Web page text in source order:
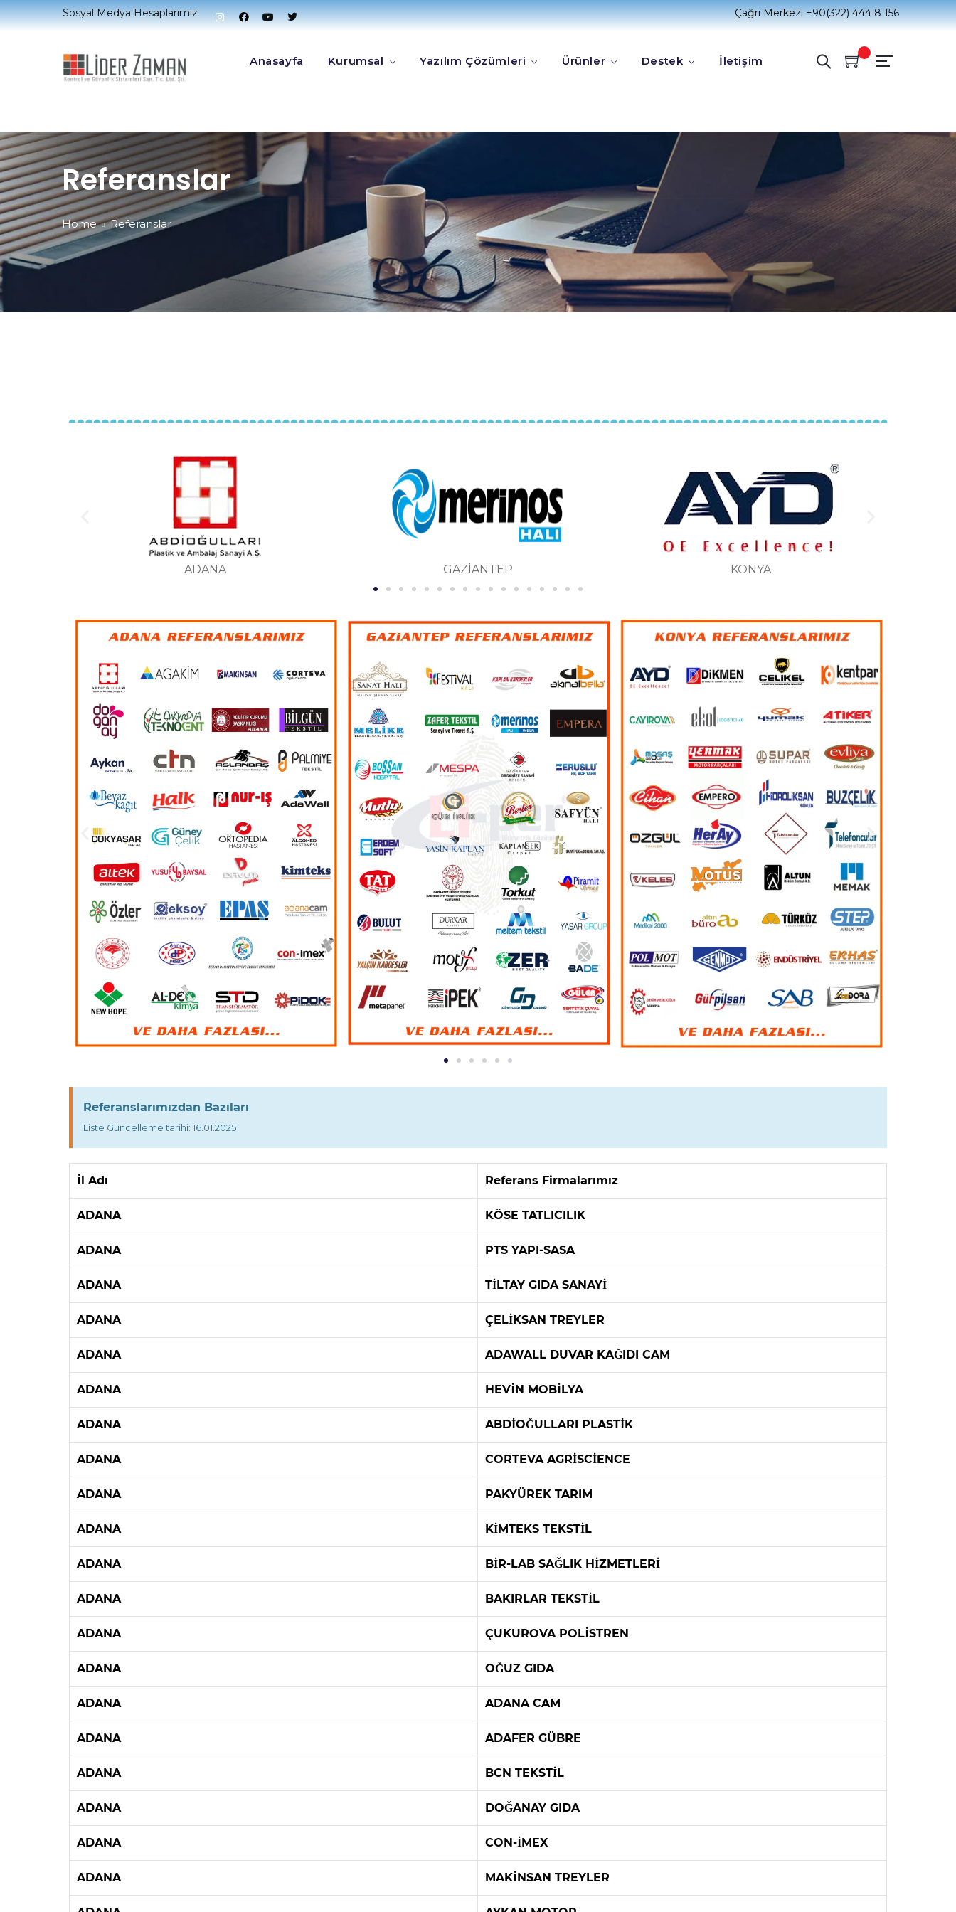
Sosyal Medya Hesaplarımız Çağrı Merkezi+90(322) 444 8 156
Anasayfa Kurumsal Yazılım Çözümleri Ürünler Destek İletişim
Referanslar
Home Referanslar
GAZİANTEP KONYA KAYSERİ
Referanslarımızdan Bazıları
Liste Güncelleme tarihi: 16.01.2025
İl Adı Referans Firmalarımız
ADANA KÖSE TATLICILIK
ADANA PTS YAPI-SASA
ADANA TİLTAY GIDA SANAYİ
ADANA ÇELİKSAN TREYLER
ADANA ADAWALL DUVAR KAĞIDI CAM
ADANA HEVİN MOBİLYA
ADANA ABDİOĞULLARI PLASTİK
ADANA CORTEVA AGRİSCİENCE
ADANA PAKYÜREK TARIM
ADANA KİMTEKS TEKSTİL
ADANA BİR-LAB SAĞLIK HİZMETLERİ
ADANA BAKIRLAR TEKSTİL
ADANA ÇUKUROVA POLİSTREN
ADANA OĞUZ GIDA
ADANA ADANA CAM
ADANA ADAFER GÜBRE
ADANA BCN TEKSTİL
ADANA DOĞANAY GIDA
ADANA CON-İMEX
ADANA MAKİNSAN TREYLER